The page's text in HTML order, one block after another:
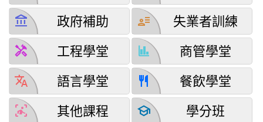
account_balance 政府補助 user_attributes 失業者訓練
handyman 工程學堂 finance 商管學堂
translate 語言學堂 restaurant 餐飲學堂
detection_and_zone 其他課程 school 學分班